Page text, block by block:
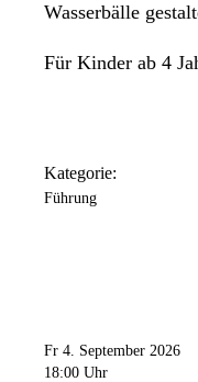
Wasserbälle
Für Kinder ab 4
Kategorie:
Führung
Fr 4. September 2026
18:00 Uhr